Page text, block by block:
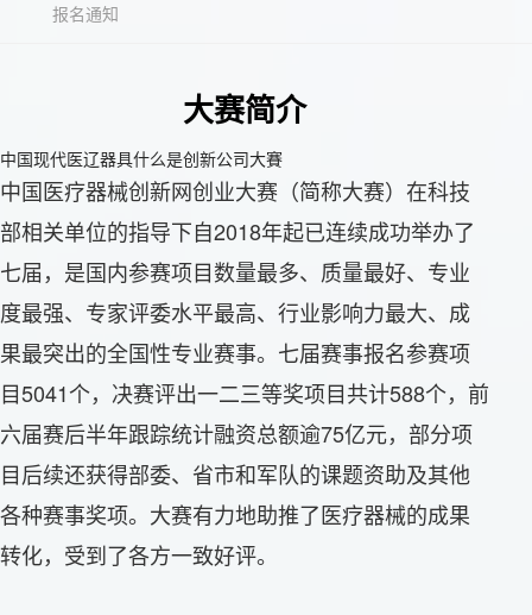
报名通知
大赛简介
中国现代医辽器具什么是创新公司大賽
中国医疗器械创新网创业大赛（简称大赛）在科技
部相关单位的指导下自2018年起已连续成功举办了
七届，是国内参赛项目数量最多、质量最好、专业
度最强、专家评委水平最高、行业影响力最大、成
果最突出的全国性专业赛事。七届赛事报名参赛项
目5041个，决赛评出一二三等奖项目共计588个，前
六届赛后半年跟踪统计融资总额逾75亿元，部分项
目后续还获得部委、省市和军队的课题资助及其他
各种赛事奖项。大赛有力地助推了医疗器械的成果
转化，受到了各方一致好评。